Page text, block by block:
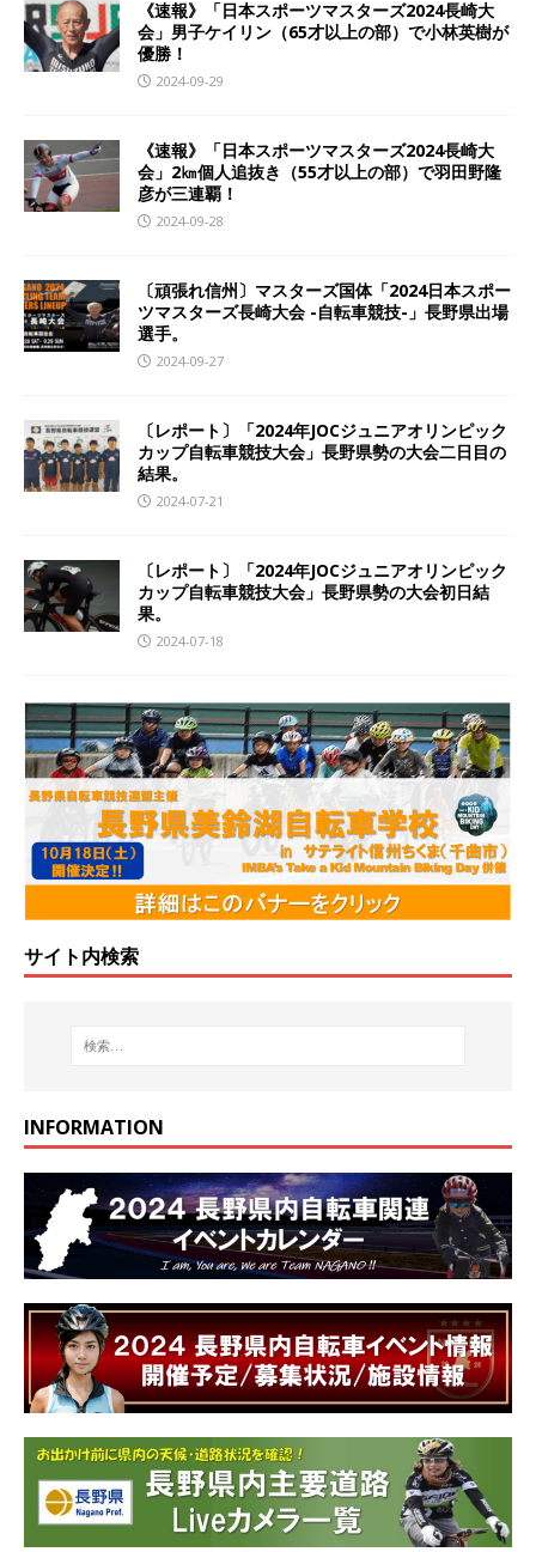
《速報》「日本スポーツマスターズ2024長崎大
会」男子ケイリン（65才以上の部）で小林英樹が
優勝！
2024-09-29
《速報》「日本スポーツマスターズ2024長崎大
会」2㎞個人追抜き（55才以上の部）で羽田野隆
彦が三連覇！
2024-09-28
〔頑張れ信州〕マスターズ国体「2024日本スポー
ツマスターズ長崎大会 -自転車競技-」長野県出場
選手。
2024-09-27
〔レポート〕「2024年JOCジュニアオリンピック
カップ自転車競技大会」長野県勢の大会二日目の
結果。
2024-07-21
〔レポート〕「2024年JOCジュニアオリンピック
カップ自転車競技大会」長野県勢の大会初日結
果。
2024-07-18
サイト内検索
INFORMATION